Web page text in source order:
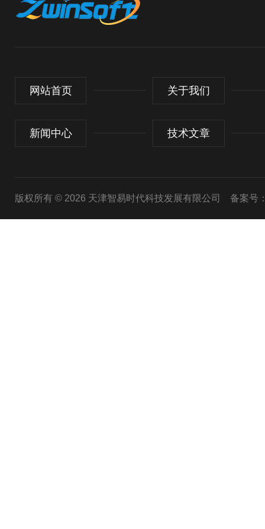
网站首页 关于我们
新闻中心 技术文章
版权所有 © 2026 天津智易时代科技发展有限公司 备案号